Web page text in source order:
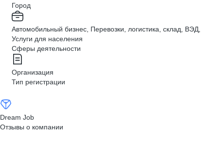
Город
Автомобильный бизнес, Перевозки, логистика, склад, ВЭД,
Услуги для населения
Сферы деятельности
Организация
Тип регистрации
Dream Job
Отзывы о компании